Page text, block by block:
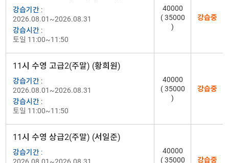
강습기간 :
2026.08.01~2026.08.31
강습시간 :
토일 11:00~11:50
40000
( 35000
)
강습중
11시 수영 고급2(주말) (황희원)
강습기간 :
2026.08.01~2026.08.31
강습시간 :
토일 11:00~11:50
40000
( 35000
)
강습중
11시 수영 상급2(주말) (서일준)
강습기간 :
40000
( 35000
강습중